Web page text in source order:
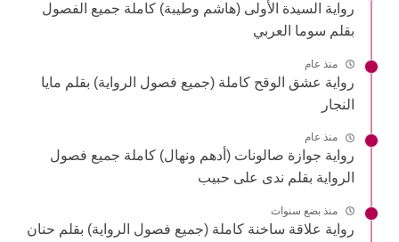
رواية السيدة الأولى (هاشم وطيبة) كاملة جميع الفصول
بقلم سوما العربي
منذ عام
رواية عشق الوقح كاملة (جميع فصول الرواية) بقلم مايا
النجار
منذ عام
رواية جوازة صالونات (أدهم ونهال) كاملة جميع فصول
الرواية بقلم ندى على حبيب
منذ بضع سنوات
رواية علاقة ساخنة كاملة (جميع فصول الرواية) بقلم حنان